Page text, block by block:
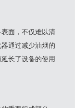
面，不仅难以清
通过减少油烟的
长了设备的使用